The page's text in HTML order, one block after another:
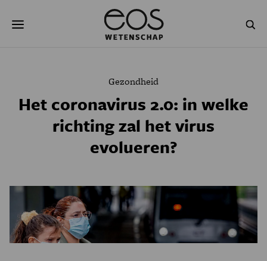
naar
NATUURWETENSCHAPPEN GESCHIEDENIS
PSYCHE & BREIN
PODCAST AGENDA
JONGE UITDAGERS
Gezondheid
Het coronavirus 2.0: in welke
richting zal het virus
evolueren?